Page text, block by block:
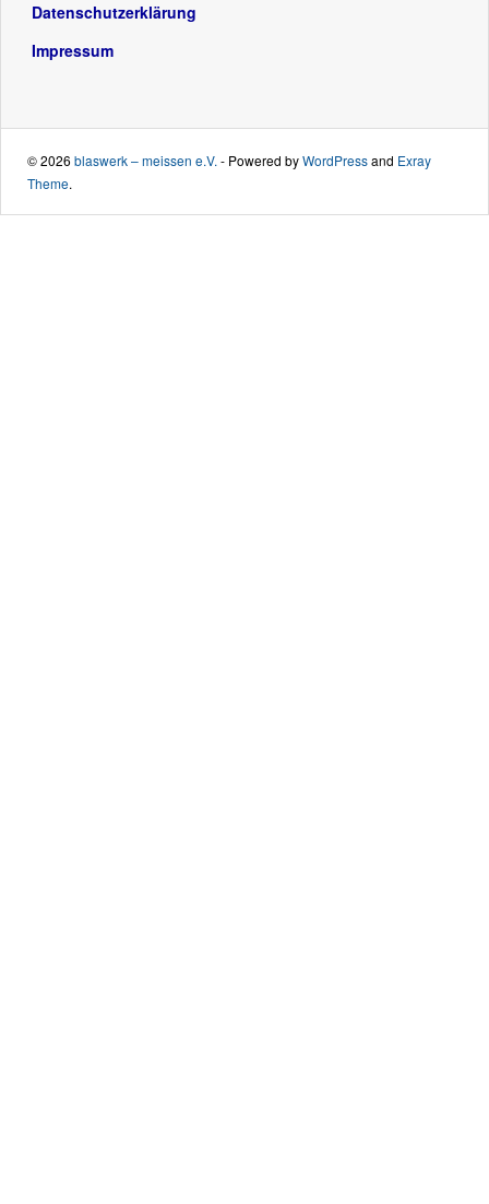
Datenschutzerklärung
Impressum
© 2026 blaswerk – meissen e.V. - Powered byWordPressand Exray
Theme.